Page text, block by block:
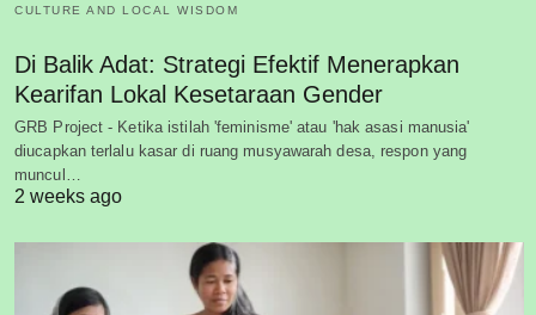
CULTURE AND LOCAL WISDOM
Di Balik Adat: Strategi Efektif Menerapkan
Kearifan Lokal Kesetaraan Gender
GRB Project - Ketika istilah 'feminisme' atau 'hak asasi manusia'
diucapkan terlalu kasar di ruang musyawarah desa, respon yang
muncul…
2 weeks ago